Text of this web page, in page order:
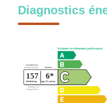
Diagnostics